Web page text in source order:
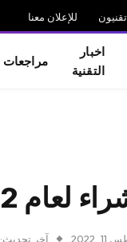
للإعلان معنا
اخبار
التقنية
مراجعات
لعام 2022
2022 آخر تحديث: